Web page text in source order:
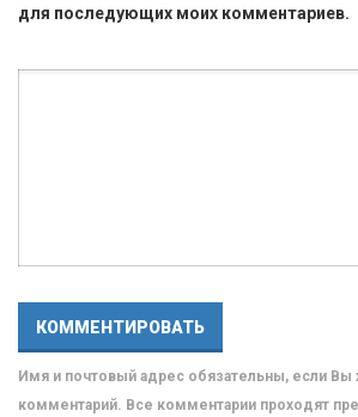
для последующих моих комментариев.
Имя и почтовый адрес обязательны, если Вы
комментарий. Все комментарии проходят